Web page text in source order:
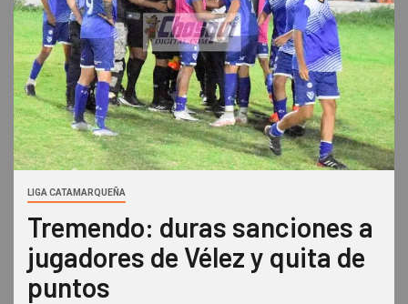
LIGA CATAMARQUEÑA
Tremendo: duras sanciones a
jugadores de Vélez y quita de
puntos